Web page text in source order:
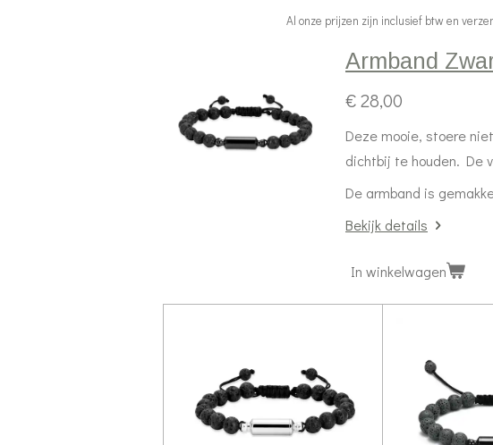
Al onze prijzen zijn inclusief btw en
Armband
€ 28,00
Deze mooie, stoere
dichtbij te houden. De
De armband is
Bekijk details
In winkelwagen